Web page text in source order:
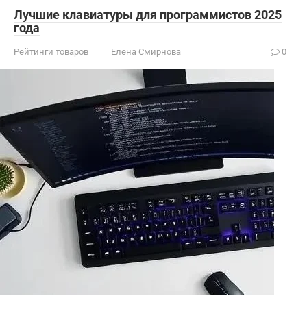
Лучшие клавиатуры для программистов 2025
года
Рейтинги товаров Елена Смирнова 0